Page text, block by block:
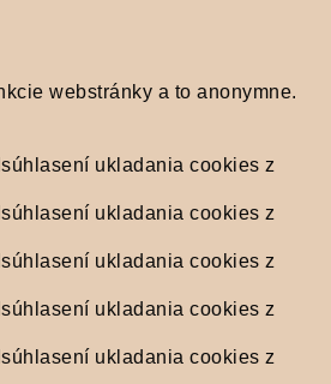
webstránky a to anonymne.
ukladania cookies z
ukladania cookies z
ukladania cookies z
ukladania cookies z
ukladania cookies z